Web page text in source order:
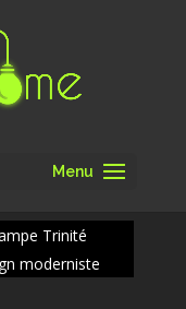
Menu
Trinité
moderniste